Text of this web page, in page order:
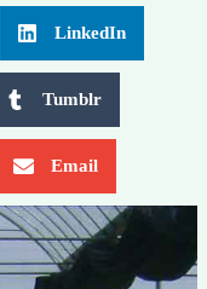
LinkedIn
Tumblr
Email